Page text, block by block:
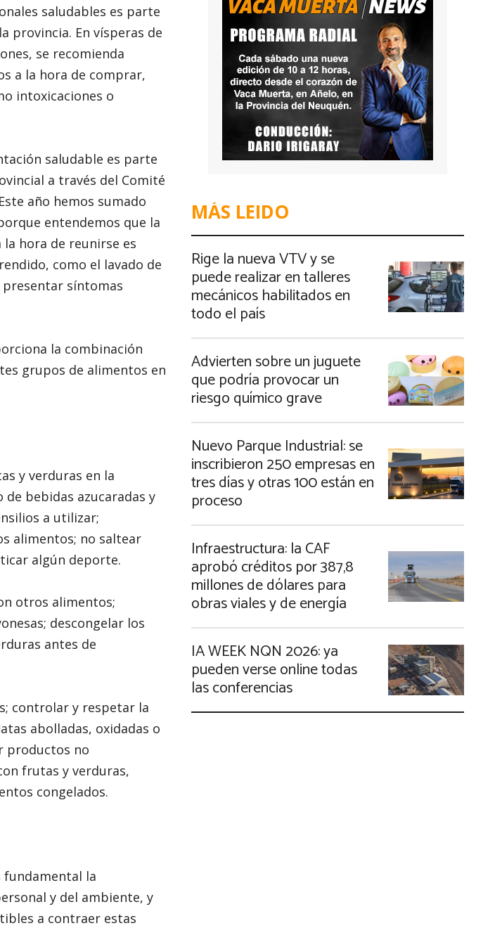
saludables es parte
provincia. En vísperas de
se recomienda
a la hora de comprar,
intoxicaciones o
saludable es parte
a través del Comité
año hemos sumado
entendemos que la
hora de reunirse es
como el lavado de
presentar síntomas
la combinación
grupos de alimentos en
y verduras en la
bebidas azucaradas y
a utilizar;
alimentos; no saltear
algún deporte.
otros alimentos;
descongelar los
antes de
controlar y respetar la
abolladas, oxidadas o
productos no
frutas y verduras,
congelados.
fundamental la
y del ambiente, y
a contraer estas
MÁS LEIDO
Rige la nueva VTV y se
puede realizar en talleres
mecánicos habilitados en
todo el país
Advierten sobre un juguete
que podría provocar un
riesgo químico grave
Nuevo Parque Industrial: se
inscribieron 250 empresas en
tres días y otras 100 están en
proceso
Infraestructura: la CAF
aprobó créditos por 387,8
millones de dólares para
obras viales y de energía
IA WEEK NQN 2026: ya
pueden verse online todas
las conferencias